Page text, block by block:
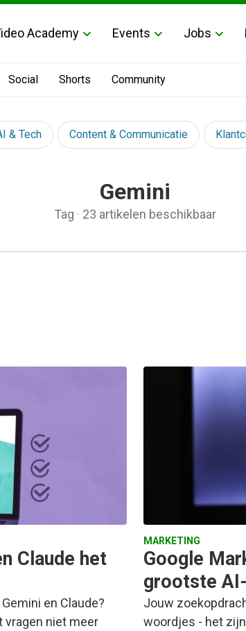
Academy Events Jobs
Social Shorts Community
& Tech Content & Communicatie
Gemini
Tag · 23 artikelen beschikbaar
Claude het
en Claude?
vragen niet meer
MARKETING
Google
grootste
Jouw
woordjes - het